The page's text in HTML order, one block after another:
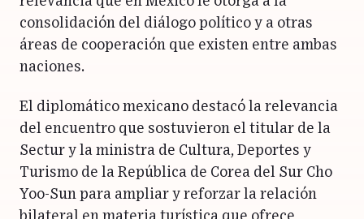
consolidación del diálogo político y a otras
áreas de cooperación que existen entre ambas
naciones.
El diplomático mexicano destacó la relevancia
del encuentro que sostuvieron el titular de la
Sectur y la ministra de Cultura, Deportes y
Turismo de la República de Corea del Sur Cho
Yoo-Sun para ampliar y reforzar la relación